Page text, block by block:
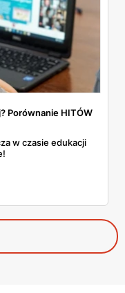
Porównanie HITÓW
w czasie edukacji